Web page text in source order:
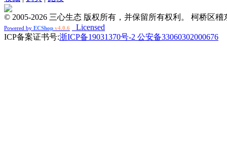
© 2005-2026 三心生态 版权所有，并保留所有权利。 柯桥区稽
Powered by ECShop v4.0.6
Licensed
ICP备案证书号:浙ICP备19031370号-2 公安备33060302000676